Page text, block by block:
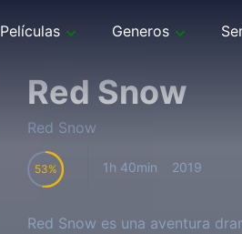
Películas Generos
Red Snow
Red Snow
53 1h 40min 2019
Red Snow es una aventura